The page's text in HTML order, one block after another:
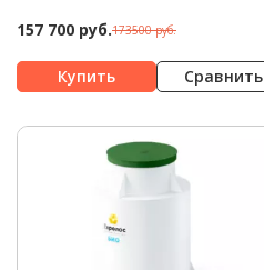
157 700 руб.173500 руб.
Сравнить